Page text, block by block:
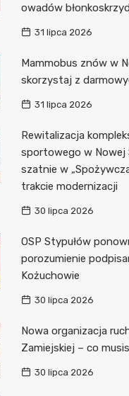
owadów
31 lipca 2026
Mammobus znów w
skorzystaj z
31 lipca 2026
Rewitalizacja
sportowego w Nowej
szatnie w
trakcie modernizacji
30 lipca 2026
OSP Stypułów
porozumienie
Kożuchowie
30 lipca 2026
Nowa organizacja
Zamiejskiej – co
30 lipca 2026